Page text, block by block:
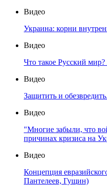
Видео
Украина: корни
Видео
Что такое Русский
Видео
Защитить и
Видео
"Многие забыли, что
причинах кризиса на
Видео
Концепция
Пантелеев, Гущин)